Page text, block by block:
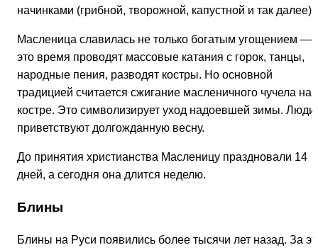
начинками (грибной, творожной, капустной и так далее).
Масленица славилась не только богатым угощением —
это время проводят массовые катания с горок, танцы,
народные пения, разводят костры. Но основной
традицией считается сжигание масленичного чучела на
костре. Это символизирует уход надоевшей зимы. Люди
приветствуют долгожданную весну.
До принятия христианства Масленицу праздновали 14
дней, а сегодня она длится неделю.
Блины
Блины на Руси появились более тысячи лет назад. За